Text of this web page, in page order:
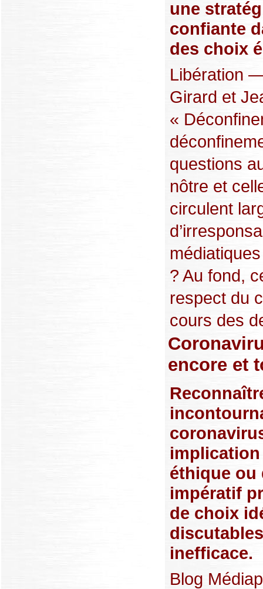
une
confiante
des choix
Libération
Girard et
«
questions
nôtre et
circulent
? Au fond,
respect du
cours des
encore et
implication
éthique ou
impératif
de choix
inefficace.
Blog